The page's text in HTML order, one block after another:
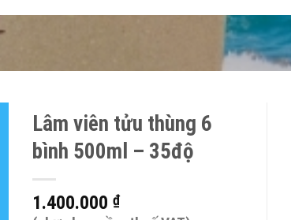
Lâm viên tửu thùng 6
bình 500ml – 35độ
1.400.000 ₫